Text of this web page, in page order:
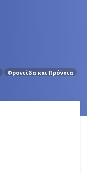
Φροντίδα και Πρόνοια